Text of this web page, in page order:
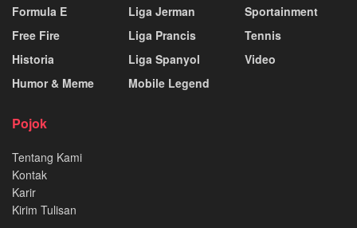
Formula E
Free Fire
Historia
Humor & Meme
Liga Jerman
Liga Prancis
Liga Spanyol
Mobile Legend
Sportainment
Tennis
Video
Pojok
Tentang Kami
Kontak
Karir
Kirim Tulisan